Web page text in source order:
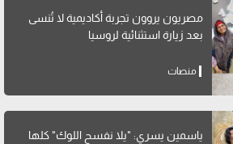
مصريون يروون تجربة أكاديمية لا تُنسى
بعد زيارة استثنائية لروسيا
منصات
ياسمين يسري: "يلا نفسح اللوك" كلها